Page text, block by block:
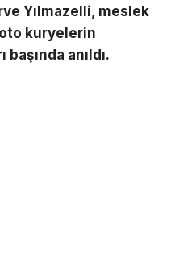
Yılmazelli, meslek
kuryelerin
başında anıldı.